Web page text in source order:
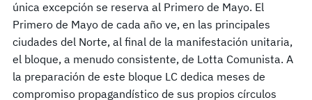
única excepción se reserva al Primero de Mayo. El
Primero de Mayo de cada año ve, en las principales
ciudades del Norte, al final de la manifestación unitaria,
el bloque, a menudo consistente, de Lotta Comunista. A
la preparación de este bloque LC dedica meses de
compromiso propagandístico de sus propios círculos